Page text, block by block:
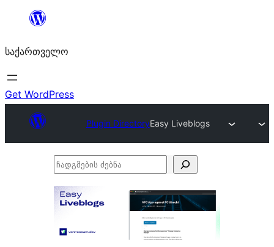
შიგთავსზე
საქართველო
Get WordPress
Plugin DirectoryEasy Liveblogs
ჩადგმების